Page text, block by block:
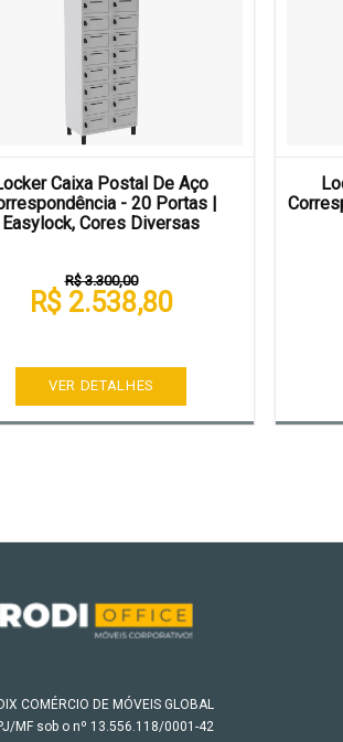
Caixa Postal De Aço
- 20 Portas |
Easylock, Cores Diversas
R$ 3.300,00
R$ 2.538,80
VER DETALHES
COMÉRCIO DE MÓVEIS GLOBAL
MF sob o nº 13.556.118/0001-42